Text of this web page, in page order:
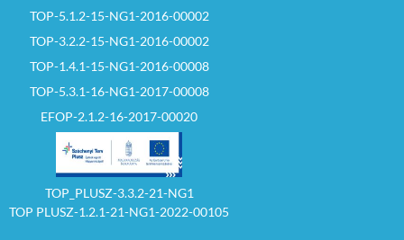
TOP-5.1.2-15-NG1-2016-00002
TOP-3.2.2-15-NG1-2016-00002
TOP-1.4.1-15-NG1-2016-00008
TOP-5.3.1-16-NG1-2017-00008
EFOP-2.1.2-16-2017-00020
TOP_PLUSZ-3.3.2-21-NG1
TOP PLUSZ-1.2.1-21-NG1-2022-00105